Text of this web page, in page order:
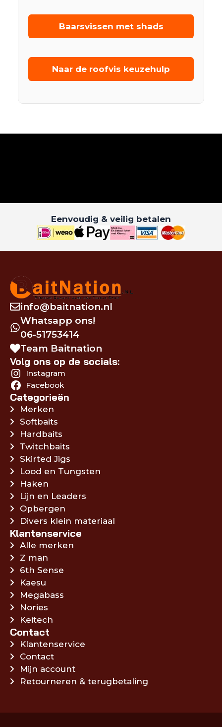
Baarsvissen met shads
Naar de roofvis keuzehulp
Eenvoudig & veilig betalen
info@baitnation.nl
Whatsapp ons!
06-51753414
Team Baitnation
Volg ons op de socials:
Instagram
Facebook
Categorieën
Merken
Softbaits
Hardbaits
Twitchbaits
Skirted Jigs
Lood en Tungsten
Haken
Lijn en Leaders
Opbergen
Divers klein materiaal
Klantenservice
Alle merken
Z man
6th Sense
Kaesu
Megabass
Nories
Keitech
Contact
Klantenservice
Contact
Mijn account
Retourneren & terugbetaling